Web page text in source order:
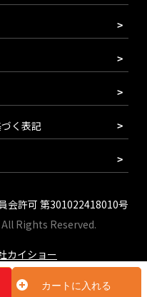
カートに入れる
く表記
会許可 第301022418010号
Rights Reserved.
カイショー